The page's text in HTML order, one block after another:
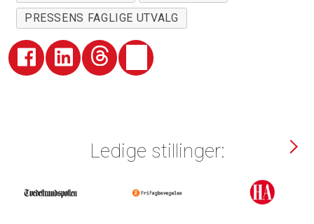
PRESSENS FAGLIGE UTVALG
Ledige stillinger: